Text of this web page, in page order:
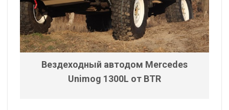
Вездеходный автодом Mercedes
Unimog 1300L от BTR